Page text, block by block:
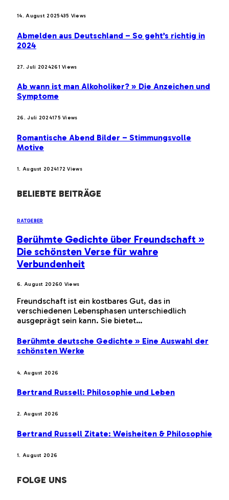
14. August 2025435 Views
Abmelden aus Deutschland – So geht’s richtig in
2024
27. Juli 2024261Views
Ab wann ist man Alkoholiker? » Die Anzeichen und
Symptome
26. Juli 2024175Views
Romantische Abend Bilder – Stimmungsvolle
Motive
1. August 2024172Views
BELIEBTE BEITRÄGE
RATGEBER
Berühmte Gedichte über Freundschaft »
Die schönsten Verse für wahre
Verbundenheit
6. August 20260 Views
Freundschaft ist ein kostbares Gut, das in
verschiedenen Lebensphasen unterschiedlich
ausgeprägt sein kann. Sie bietet…
Berühmte deutsche Gedichte » Eine Auswahl der
schönsten Werke
4. August 2026
Bertrand Russell: Philosophie und Leben
2. August 2026
Bertrand Russell Zitate: Weisheiten & Philosophie
1. August 2026
FOLGE UNS